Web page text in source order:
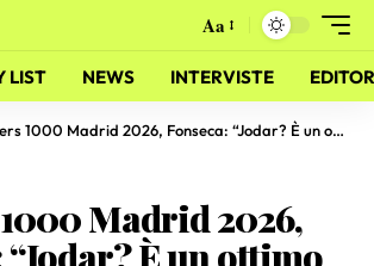
Aa
LIST NEWS INTERVISTE
1000 Madrid 2026, Fonseca: “Jodar? È un ottimo giocatore”
Madrid 2026,
“Jodar? È un ottimo